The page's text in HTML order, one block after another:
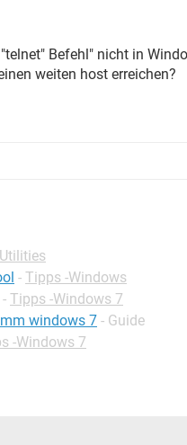
Befehl" nicht in
weiten host erreichen?
- Tipps -Windows
- Tipps -Windows 7
windows 7 - Guide
-Windows 7